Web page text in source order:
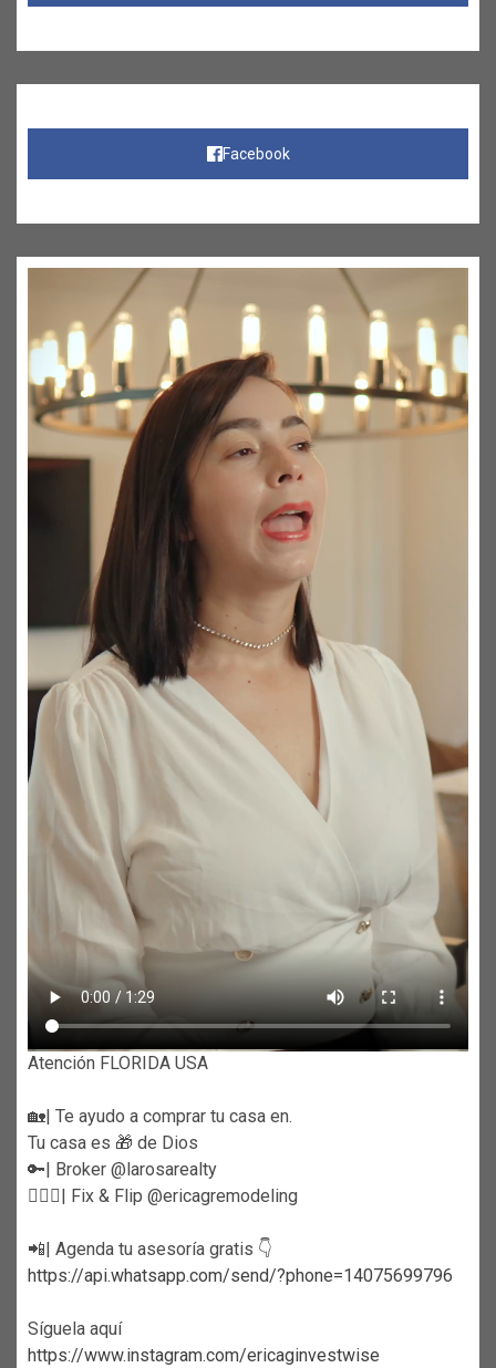
Facebook
Atención FLORIDA USA
🏡| Te ayudo a comprar tu casa en.
Tu casa es 🎁 de Dios
🔑| Broker @larosarealty
👷🏼‍♀️| Fix & Flip @ericagremodeling
📲| Agenda tu asesoría gratis 👇
https://api.whatsapp.com/send/?phone=14075699796
Síguela aquí
https://www.instagram.com/ericaginvestwise